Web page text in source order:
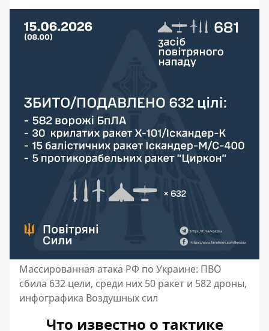
Массированная атака РФ по Украине: ПВО
сбила 632 цели, среди них 50 ракет и 582 дроны,
инфографика Воздушных сил
Что известно о тактике